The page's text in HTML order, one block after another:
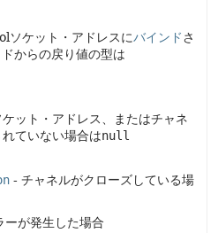
ケット・アドレスにバインドさ
からの戻り値の型は
ット・アドレス、またはチャネ
ていない場合はnull
- チャネルがクローズしている場
ーが発生した場合